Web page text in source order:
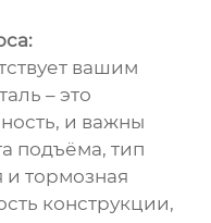
вашим
– это
и важны
подъёма, тип
и тормозная
конструкции,